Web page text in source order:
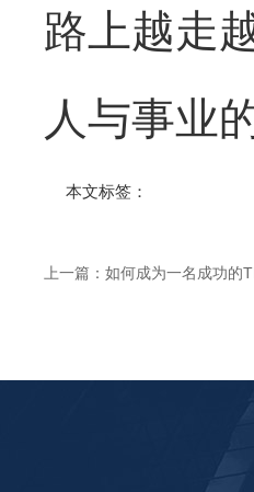
路上越走
人与事业
本文标签：
上一篇： 如何成为一名成功的